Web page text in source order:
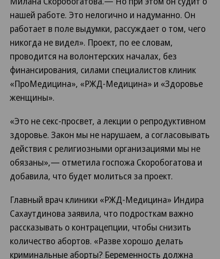
нашей работе. Это нелогично и надуманно. Он
работает в поле выдумки, рассуждает о том, чего
никогда не видел». Проект, по ее словам,
проводится на волонтерских началах, без
финансирования, силами специалистов клиник
«ПроМедицина», «РЖД-Медицина» и «Здоровье
женщины».
«Это не секс-просвет, а лекции о репродуктивном
здоровье. Закон мы не нарушаем, а согласовывать
действия с религиозными организациями мы не
обязаны»,— отметила госпожа Скоробогатова и
добавила, что будет молиться за проект.
Главный врач клиники «РЖД-Медицина» Индира
Сахаутдинова заявила, что подросткам важно
рассказывать о контрацепции, чтобы снизить
количество абортов. «Разве хорошо делать
криминальные аборты? Беременность должна